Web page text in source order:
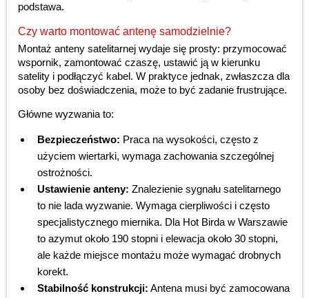
podstawa.
Czy warto montować antenę samodzielnie?
Montaż anteny satelitarnej wydaje się prosty: przymocować
wspornik, zamontować czaszę, ustawić ją w kierunku
satelity i podłączyć kabel. W praktyce jednak, zwłaszcza dla
osoby bez doświadczenia, może to być zadanie frustrujące.
Główne wyzwania to:
Bezpieczeństwo: Praca na wysokości, często z
użyciem wiertarki, wymaga zachowania szczególnej
ostrożności.
Ustawienie anteny: Znalezienie sygnału satelitarnego
to nie lada wyzwanie. Wymaga cierpliwości i często
specjalistycznego miernika. Dla Hot Birda w Warszawie
to azymut około 190 stopni i elewacja około 30 stopni,
ale każde miejsce montażu może wymagać drobnych
korekt.
Stabilność konstrukcji: Antena musi być zamocowana